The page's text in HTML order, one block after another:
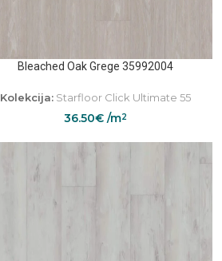
Bleached Oak Grege 35992004
Kolekcija: Starfloor Click Ultimate 55
36.50€ /m2